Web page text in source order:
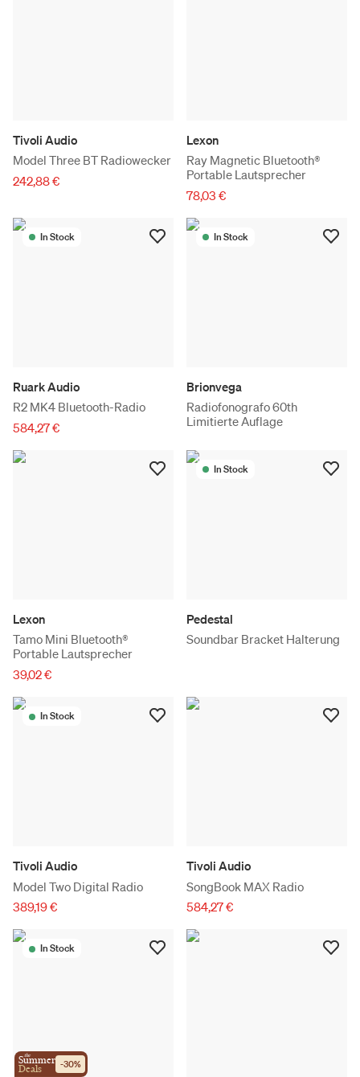
Tivoli Audio
Model Three BT Radiowecker
242,88 €
Lexon
Ray Magnetic Bluetooth®
Portable Lautsprecher
78,03 €
In Stock
Ruark Audio
R2 MK4 Bluetooth-Radio
584,27 €
In Stock
Brionvega
Radiofonografo 60th
Limitierte Auflage
Lexon
Tamo Mini Bluetooth®
Portable Lautsprecher
39,02 €
In Stock
Pedestal
Soundbar Bracket Halterung
In Stock
Tivoli Audio
Model Two Digital Radio
389,19 €
Tivoli Audio
SongBook MAX Radio
584,27 €
In Stock
the
Summer
Deals -30%